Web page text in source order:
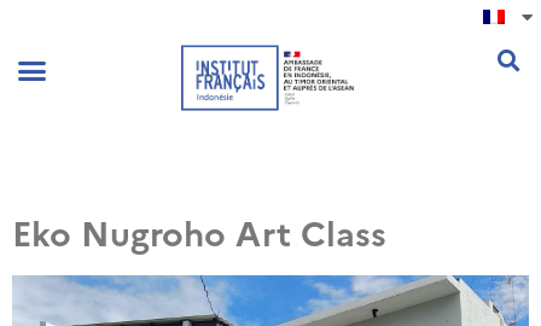
Eko Nugroho Art Class